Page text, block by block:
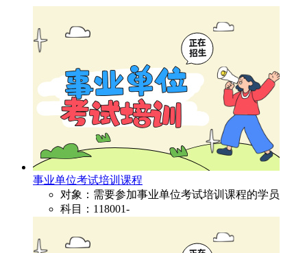
事业单位考试培训课程
对象：需要参加事业单位考试培训课程的学员
科目：118001-